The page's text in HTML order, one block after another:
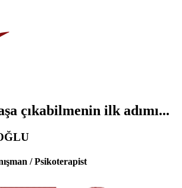
çıkabilmenin ilk adımı...
/ Psikoterapist